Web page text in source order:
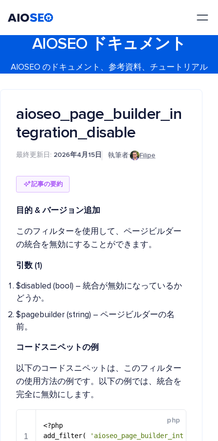
AIOSEO ドキュメント
AIOSEO のドキュメント、参考資料、チュートリアル
aioseo_page_builder_in
tegration_disable
最終更新日: 2026年4月15日 執筆者: Filipe
記事の要約
目的 & バージョン追加
このフィルターを使用して、ページビルダー
の統合を無効にすることができます。
引数 (1)
$disabled (bool) – 統合が無効になっているか
どうか。
$pagebuilder (string) – ページビルダーの名
前。
コードスニペットの例
以下のコードスニペットは、このフィルター
の使用方法の例です。以下の例では、統合を
完全に無効にします。